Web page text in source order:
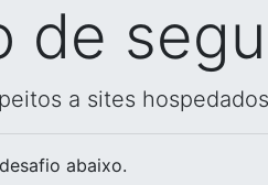
de
a sites
abaixo.